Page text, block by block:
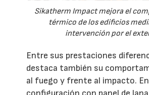
Sikatherm Impact mejora el
térmico de los edificios
intervención por el
Entre sus prestaciones
destaca también su
al fuego y frente al impacto.